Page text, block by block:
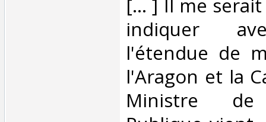
[... ] Il me
indiquer
l'étendue de
l'Aragon et la
Ministre de